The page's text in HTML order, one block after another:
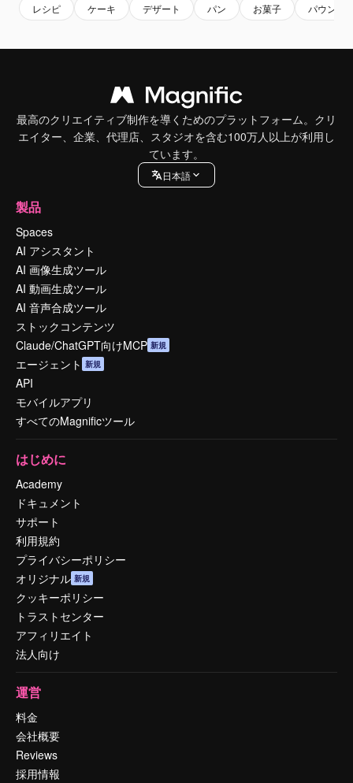
レシピ ケーキ デザート パン お菓子 パウンド
最高のクリエイティブ制作を導くためのプラットフォーム。クリ
エイター、企業、代理店、スタジオを含む100万人以上が利用し
ています。
日本語
製品
Spaces
AI アシスタント
AI 画像生成ツール
AI 動画生成ツール
AI 音声合成ツール
ストックコンテンツ
Claude/ChatGPT向けMCP 新規
エージェント 新規
API
モバイルアプリ
すべてのMagnificツール
はじめに
Academy
ドキュメント
サポート
利用規約
プライバシーポリシー
オリジナル 新規
クッキーポリシー
トラストセンター
アフィリエイト
法人向け
運営
料金
会社概要
Reviews
採用情報